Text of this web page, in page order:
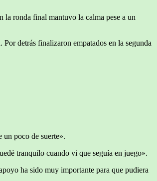
ronda final mantuvo la calma pese a un
detrás finalizaron empatados en la segunda
un poco de suerte».
tranquilo cuando vi que seguía en juego».
ha sido muy importante para que pudiera